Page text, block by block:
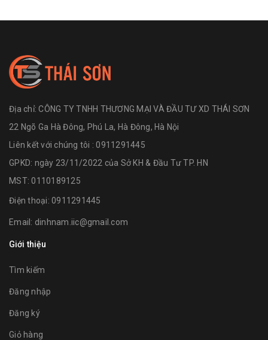
Địa chỉ:CÔNG TY TNHH THƯƠNG MẠI VÀ ĐẦU TƯ XD THÁI SƠN
22 Ngõ Ga Hà Đông, Phú La, Hà Đông, Hà Nội
Liên kết với chúng tôi : 0911291445
GPKD: ngày 23/11/2022 của Sở KH & Đầu Tư TP. HN
MST: 0110189125
Điện thoại: 0911291445
Email: dinhnam.iic@gmail.com
Giới thiệu
Tìm kiếm
Đăng nhập
Đăng ký
Giỏ hàng